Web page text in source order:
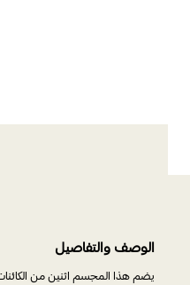
الوصف والتفاصيل
يضم هذا المجسم اثنين من